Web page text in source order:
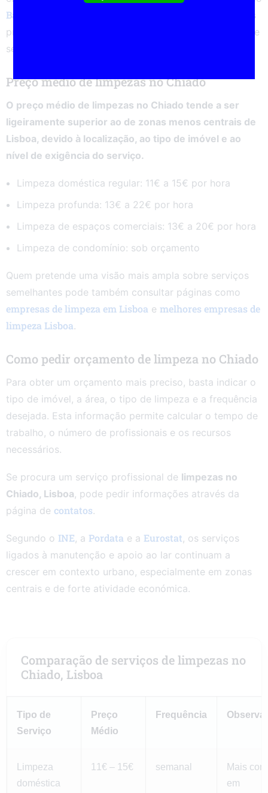
Bairro Alto
, zonas
próximas que também beneficiam deste mesmo tipo de
serviço.
Preço médio de limpezas no Chiado
O preço médio de limpezas no Chiado tende a ser
ligeiramente superior ao de zonas menos centrais de
Lisboa, devido à localização, ao tipo de imóvel e ao
nível de exigência do serviço.
Limpeza doméstica regular: 11€ a 15€ por hora
Limpeza profunda: 13€ a 22€ por hora
Limpeza de espaços comerciais: 13€ a 20€ por hora
Limpeza de condomínio: sob orçamento
Quem pretende uma visão mais ampla sobre serviços
semelhantes pode também consultar páginas como
empresas de limpeza em Lisboa e melhores empresas de
limpeza Lisboa.
Como pedir orçamento de limpeza no Chiado
Para obter um orçamento mais preciso, basta indicar o
tipo de imóvel, a área, o tipo de limpeza e a frequência
desejada. Esta informação permite calcular o tempo de
trabalho, o número de profissionais e os recursos
necessários.
Se procura um serviço profissional de limpezas no
Chiado, Lisboa, pode pedir informações através da
página de contatos.
Segundo o INE, a Pordata e a Eurostat, os serviços
ligados à manutenção e apoio ao lar continuam a
crescer em contexto urbano, especialmente em zonas
centrais e de forte atividade económica.
Comparação de serviços de limpezas no
Chiado, Lisboa
Tipo de
Serviço
Preço
Médio
Frequência
Limpeza
doméstica
11€ – 15€ semanal
Mais
em